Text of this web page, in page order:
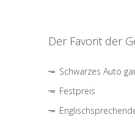
Der Favorit der
Schwarzes Auto
Festpreis